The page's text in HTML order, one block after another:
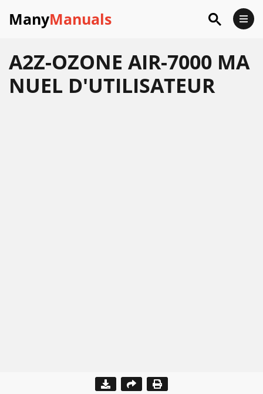
ManyManuals
A2Z-OZONE AIR-7000 MA
NUEL D'UTILISATEUR